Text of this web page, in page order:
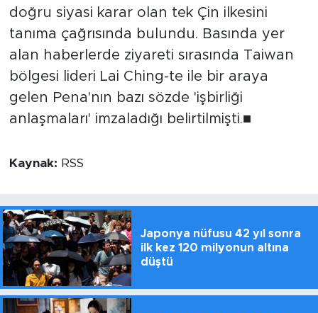
doğru siyasi karar olan tek Çin ilkesini
tanıma çağrısında bulundu. Basında yer
alan haberlerde ziyareti sırasında Taiwan
bölgesi lideri Lai Ching-te ile bir araya
gelen Pena'nın bazı sözde 'işbirliği
anlaşmaları' imzaladığı belirtilmişti.■
Kaynak: RSS
Japonya nüfusu 42 yıl sonra
ilk kez 120 milyonun altına
düştü